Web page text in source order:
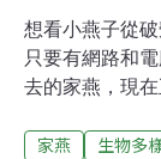
想看小燕子從
只要有網路和
去的家燕，現
即時轉播平台
家燕 生物多